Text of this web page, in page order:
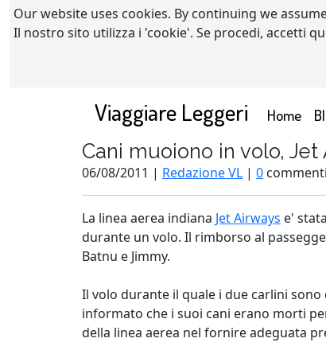
Our website uses cookies. By continuing we
Il nostro sito utilizza i 'cookie'. Se procedi, accetti
Viaggiare Leggeri Home
Cani muoiono in volo, Jet
06/08/2011 | Redazione VL | 0 commenti
La linea aerea indiana Jet Airways e'
durante un volo. Il rimborso al
Batnu e Jimmy.
Il volo durante il quale i due carlini
informato che i suoi cani erano morti
della linea aerea nel fornire adeguata